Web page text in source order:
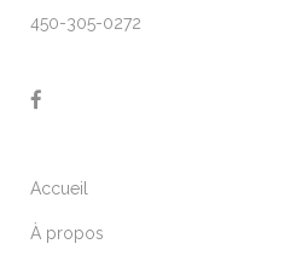
450-305-0272
Accueil
À propos